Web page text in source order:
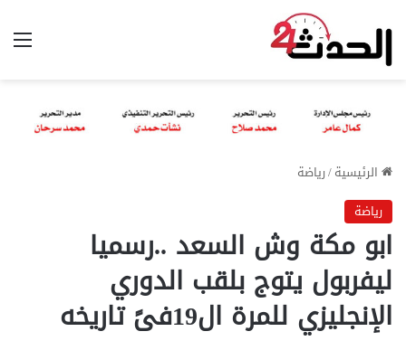
الرئيسية/رياضة
رياضة
ابو مكة وش السعد ..رسميا
ليفربول يتوج بلقب الدوري
الإنجليزي للمرة ال19فىً تاريخه